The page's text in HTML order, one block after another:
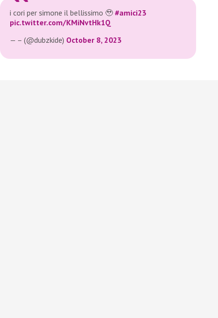
i cori per simone il bellissimo 🥹 #amici23
pic.twitter.com/KMiNvtHk1Q
— – (@dubzkide) October 8, 2023